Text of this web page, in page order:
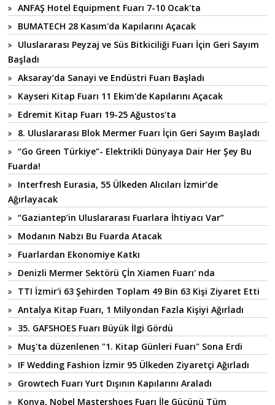
ANFAŞ Hotel Equipment Fuarı 7-10 Ocak'ta
BUMATECH 28 Kasım'da Kapılarını Açacak
Uluslararası Peyzaj ve Süs Bitkiciliği Fuarı İçin Geri Sayım
Başladı
Aksaray’da Sanayi ve Endüstri Fuarı Başladı
Kayseri Kitap Fuarı 11 Ekim'de Kapılarını Açacak
Edremit Kitap Fuarı 19-25 Ağustos'ta
8. Uluslararası Blok Mermer Fuarı İçin Geri Sayım Başladı
“Go Green Türkiye”- Elektrikli Dünyaya Dair Her Şey Bu
Fuarda!
Interfresh Eurasia, 55 Ülkeden Alıcıları İzmir’de
Ağırlayacak
“Gaziantep’in Uluslararası Fuarlara İhtiyacı Var”
Modanın Nabzı Bu Fuarda Atacak
Fuarlardan Ekonomiye Katkı
Denizli Mermer Sektörü Çİn Xiamen Fuarı' nda
TTI İzmir'i 63 Şehirden Toplam 49 Bin 63 Kişi Ziyaret Etti
Antalya Kitap Fuarı, 1 Milyondan Fazla Kişiyi Ağırladı
35. GAFSHOES Fuarı Büyük İlgi Gördü
Muş'ta düzenlenen "1. Kitap Günleri Fuarı" Sona Erdi
IF Wedding Fashion İzmir 95 Ülkeden Ziyaretçi Ağırladı
Growtech Fuarı Yurt Dışının Kapılarını Araladı
Konya, Nobel Mastershoes Fuarı İle Gücünü Tüm